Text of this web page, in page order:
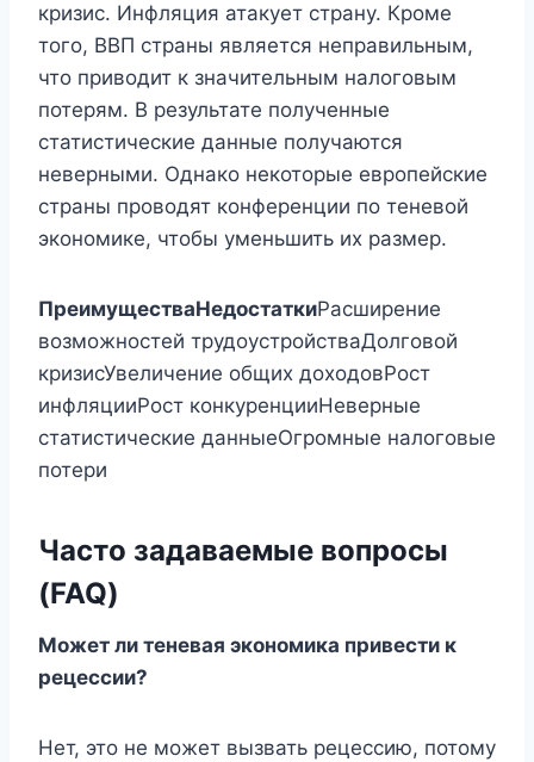
кризис. Инфляция атакует страну. Кроме
того, ВВП страны является неправильным,
что приводит к значительным налоговым
потерям. В результате полученные
статистические данные получаются
неверными. Однако некоторые европейские
страны проводят конференции по теневой
экономике, чтобы уменьшить их размер.
ПреимуществаНедостаткиРасширение
возможностей трудоустройстваДолговой
кризисУвеличение общих доходовРост
инфляцииРост конкуренцииНеверные
статистические данныеОгромные налоговые
потери
Часто задаваемые вопросы
(FAQ)
Может ли теневая экономика привести к
рецессии?
Нет, это не может вызвать рецессию, потому